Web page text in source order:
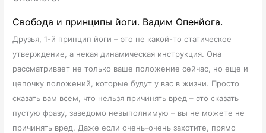
Свобода и принципы йоги. Вадим Опенйога.
Друзья, 1-й принцип йоги – это не какой-то статическое
утверждение, а некая динамическая инструкция. Она
рассматривает не только ваше положение сейчас, но еще и
цепочку положений, которые будут у вас в жизни. Просто
сказать вам всем, что нельзя причинять вред – это сказать
пустую фразу, заведомо невыполнимую – вы не можете не
причинять вред. Даже если очень-очень захотите, прямо